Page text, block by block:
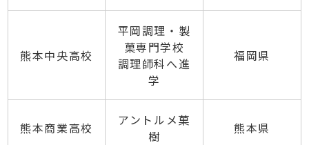
熊本中央高校
平岡調理・製
菓専門学校
調理師科へ進
学
福岡県
熊本商業高校
アントルメ菓
樹
熊本県